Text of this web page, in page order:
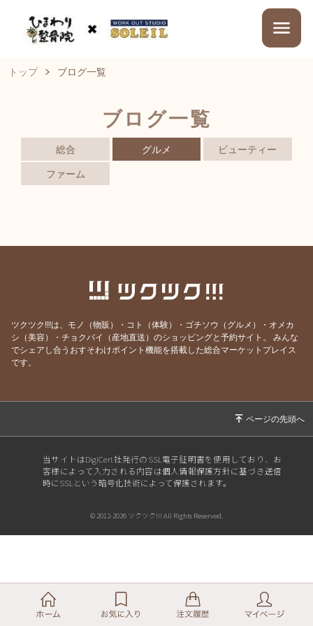
トップ ブログ一覧
ブログ一覧
総合 グルメ ビューティー
ファーム
ツクツク!!!は、モノ（物販）・コト（体験）・ゴチソウ（グルメ）・オメカ
シ（美容）・チョクバイ（産地直送）のショッピングと予約サイト。
みんな
でシェアし合うおすそわけポイント機能を搭載した総合マーケットプレイス
です。
当サイトはDigiCert社発行のSSL電子証明書を使用しており、お
客様によって入力される内容は個人情報保護方針に基づき送信
時にSSLという暗号化技術によって保護されます。
© 2012-2026 ツクツク!!! All Rights Reserved.